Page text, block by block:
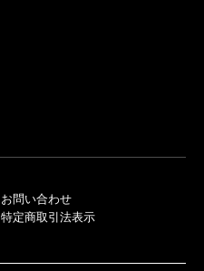
お問い合わせ
特定商取引法表示